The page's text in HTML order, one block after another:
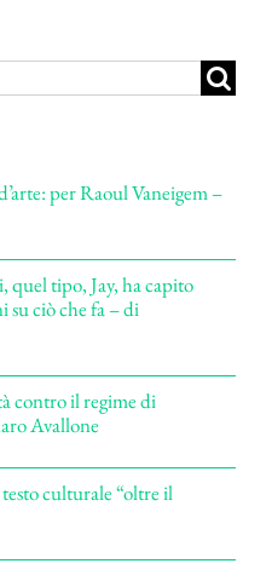
per Raoul Vaneigem –
quel tipo, Jay, ha capito
su ciò che fa – di
contro il regime di
Avallone
culturale “oltre il